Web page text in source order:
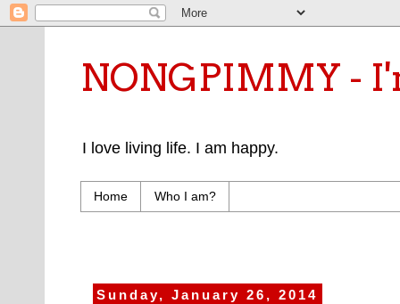
NONGPIMMY -
I love living life. I am happy.
Home Who I am?
Sunday, January 26, 2014